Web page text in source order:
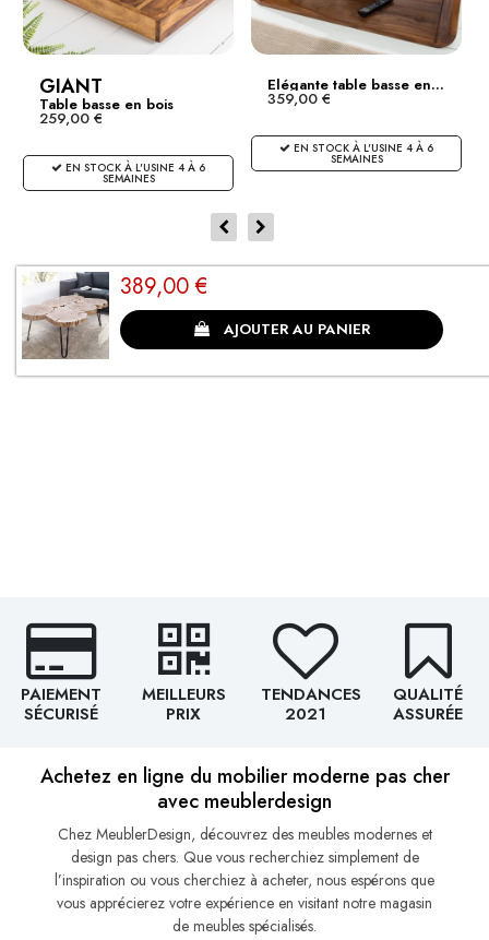
GIANT
Table basse en bois
noble...
259,00 €
EN STOCK À L'USINE 4 À 6
SEMAINES
Elégante table basse en...
359,00 €
EN STOCK À L'USINE 4 À 6
SEMAINES
389,00 €
AJOUTER AU PANIER
CLIENTS SATISFAITS
PAIEMENT
SÉCURISÉ
MEILLEURS
PRIX
TENDANCES
2021
QUALITÉ
ASSURÉE
Achetez en ligne du mobilier moderne pas cher
avec meublerdesign
Chez MeublerDesign, découvrez des meubles modernes et
design pas chers. Que vous recherchiez simplement de
l’inspiration ou vous cherchiez à acheter, nous espérons que
vous apprécierez votre expérience en visitant notre magasin
de meubles spécialisés.